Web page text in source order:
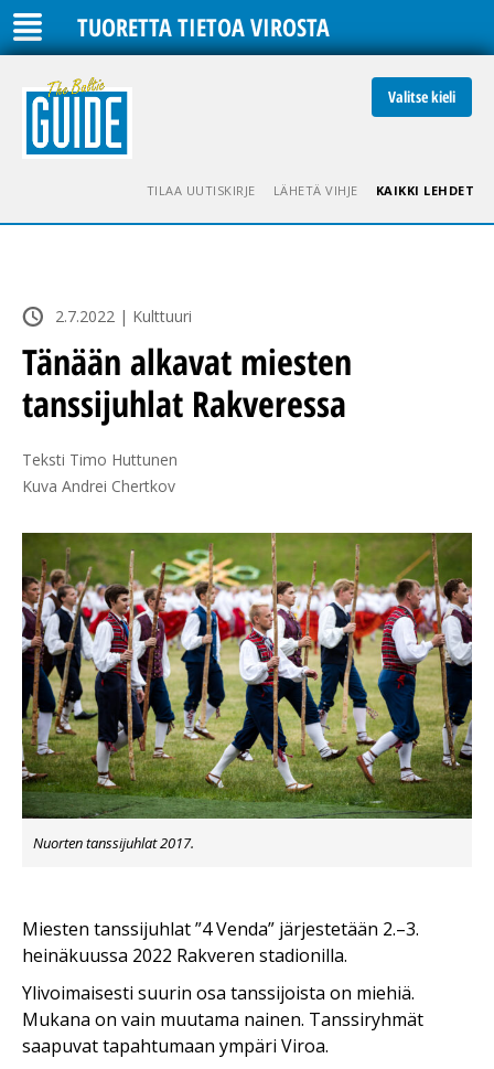
TUORETTA TIETOA VIROSTA
Valitse kieli
TILAA UUTISKIRJE LÄHETÄ VIHJE KAIKKI LEHDET
2.7.2022 | Kulttuuri
Tänään alkavat miesten
tanssijuhlat Rakveressa
Teksti Timo Huttunen
Kuva Andrei Chertkov
Nuorten tanssijuhlat 2017.
Miesten tanssijuhlat ”4 Venda” järjestetään 2.–3.
heinäkuussa 2022 Rakveren stadionilla.
Ylivoimaisesti suurin osa tanssijoista on miehiä.
Mukana on vain muutama nainen. Tanssiryhmät
saapuvat tapahtumaan ympäri Viroa.